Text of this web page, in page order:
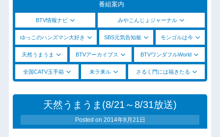
番組案内
BTV情報ナビ みやこんじょジャーナル
ゆっこのハンズマン大好き SBS元気告知板 モンゴルは今
天然うまうま BTVアーカイブス BTVワンダフルWorld
全国CATV玉手箱 未ラ来ル さるく門には福きたる
天然うまうま(8/21～8/31放送)
Posted on 2014年8月21日